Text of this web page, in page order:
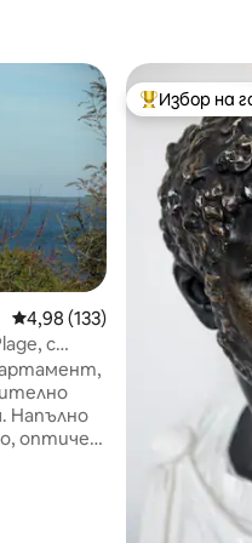
Средна оценка: 4,98 от 5,
4,98 (133)
Напълно
оптичен
Най-Избор на